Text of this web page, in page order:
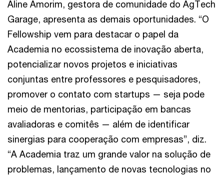
Aline Amorim, gestora de comunidade do AgTech
Garage, apresenta as demais oportunidades. “O
Fellowship vem para destacar o papel da
Academia no ecossistema de inovação aberta,
potencializar novos projetos e iniciativas
conjuntas entre professores e pesquisadores,
promover o contato com startups — seja pode
meio de mentorias, participação em bancas
avaliadoras e comitês — além de identificar
sinergias para cooperação com empresas”, diz.
“A Academia traz um grande valor na solução de
problemas, lançamento de novas tecnologias no